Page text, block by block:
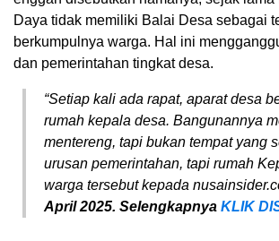
Daya tidak memiliki Balai Desa sebagai
berkumpulnya warga. Hal ini
dan pemerintahan tingkat desa.
“Setiap kali ada rapat, aparat desa
rumah kepala desa. Bangunannya
mentereng, tapi bukan tempat yang
urusan pemerintahan, tapi rumah
warga tersebut kepada
April 2025. Selengkapnya KLIK